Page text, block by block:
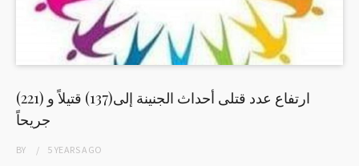
ارتفاع عدد قتلى أحداث الجنينة إلى(137) قتيلاً و (221)
جريحاً
BY 5 YEARSAGO